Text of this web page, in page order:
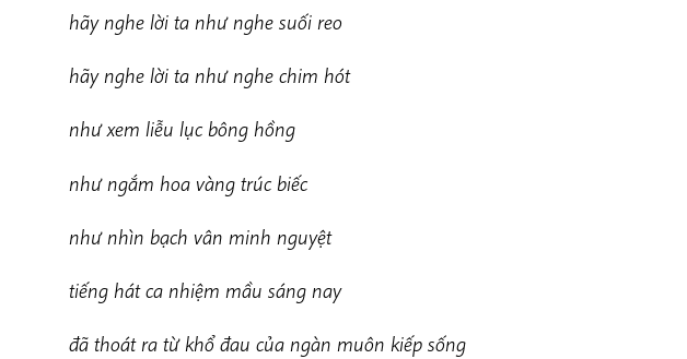
hãy nghe lời ta như nghe suối reo
hãy nghe lời ta như nghe chim hót
như xem liễu lục bông hồng
như ngắm hoa vàng trúc biếc
như nhìn bạch vân minh nguyệt
tiếng hát ca nhiệm mầu sáng nay
đã thoát ra từ khổ đau của ngàn muôn kiếp sống